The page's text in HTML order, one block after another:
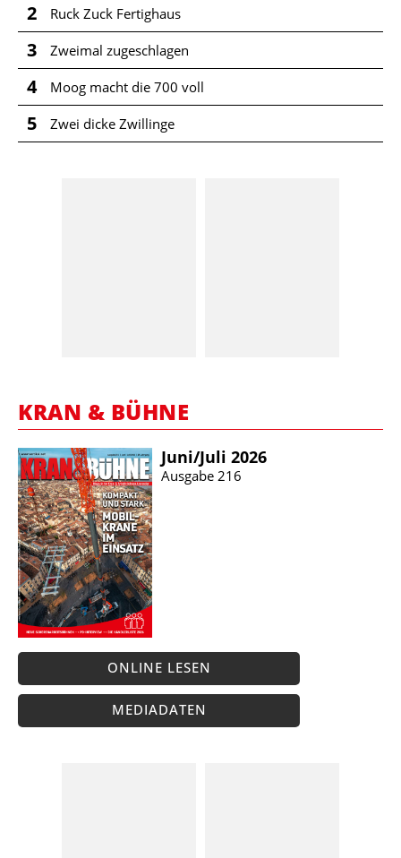
2 Ruck Zuck Fertighaus
3 Zweimal zugeschlagen
4 Moog macht die 700 voll
5 Zwei dicke Zwillinge
KRAN & BÜHNE
Juni/​Juli 2026
Ausgabe 216
ONLINE LESEN
MEDIADATEN